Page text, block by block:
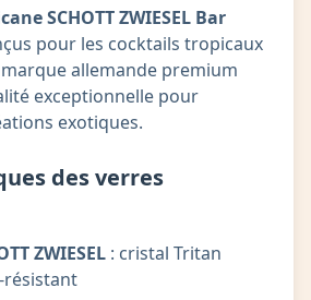
SCHOTT ZWIESEL Bar
pour les cocktails tropicaux
allemande premium
exceptionnelle pour
exotiques.
des verres
ZWIESEL : cristal Tritan